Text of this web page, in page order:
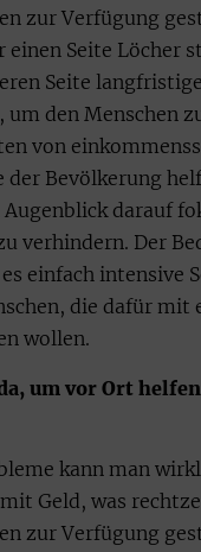
zur Verfügung
einen Seite Löcher
Seite
um den Menschen
von
der Bevölkerung
darauf
verhindern. Der
einfach intensive
die dafür mit
wollen.
um vor Ort
kann man
Geld, was
zur Verfügung